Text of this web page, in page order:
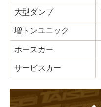
大型ダンプ
増トンユニック
ホースカー
サービスカー